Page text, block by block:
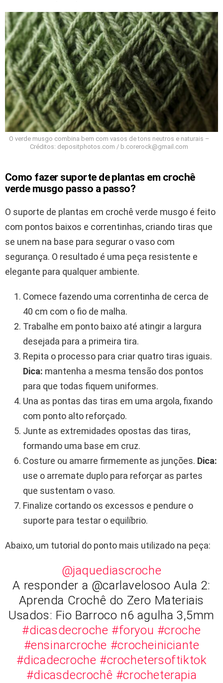
O verde musgo combina bem com vasos de tons neutros e naturais –
Créditos: depositphotos.com / b.corerock@gmail.com
Como fazer suporte de plantas em crochê
verde musgo passo a passo?
O suporte de plantas em crochê verde musgo é feito
com pontos baixos e correntinhas, criando tiras que
se unem na base para segurar o vaso com
segurança. O resultado é uma peça resistente e
elegante para qualquer ambiente.
Comece fazendo uma correntinha de cerca de
40 cm com o fio de malha.
Trabalhe em ponto baixo até atingir a largura
desejada para a primeira tira.
Repita o processo para criar quatro tiras iguais.
Dica: mantenha a mesma tensão dos pontos
para que todas fiquem uniformes.
Una as pontas das tiras em uma argola, fixando
com ponto alto reforçado.
Junte as extremidades opostas das tiras,
formando uma base em cruz.
Costure ou amarre firmemente as junções. Dica:
use o arremate duplo para reforçar as partes
que sustentam o vaso.
Finalize cortando os excessos e pendure o
suporte para testar o equilíbrio.
Abaixo, um tutorial do ponto mais utilizado na peça:
@jaquediascroche
A responder a @carlavelosoo Aula 2:
Aprenda Crochê do Zero Materiais
Usados: Fio Barroco n6 agulha 3,5mm
#dicasdecroche #foryou #croche
#ensinarcroche #crocheiniciante
#dicadecroche #crochetersoftiktok
#dicasdecrochê #crocheterapia